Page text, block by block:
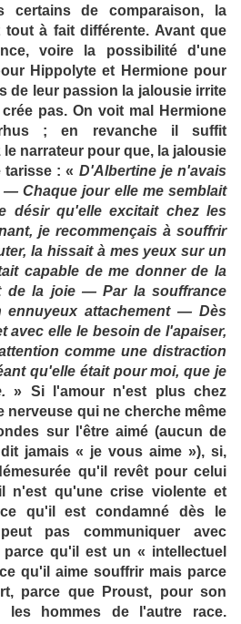
certains de comparaison, la
à fait différente. Avant que
voire la possibilité d'une
Hippolyte et Hermione pour
de leur passion la jalousie irrite
pas. On voit mal Hermione
; en revanche il suffit
narrateur pour que, la jalousie
tarisse : « D'Albertine je n'avais
Chaque jour elle me semblait
désir qu'elle excitait chez les
je recommençais à souffrir
la hissait à mes yeux sur un
capable de me donner de la
de la joie — Par la souffrance
ennuyeux attachement — Dès
avec elle le besoin de l'apaiser,
comme une distraction
qu'elle était pour moi, que je
» Si l'amour n'est plus chez
nerveuse qui ne cherche même
sur l'être aimé (aucun de
jamais « je vous aime »), si,
qu'il revêt pour celui
n'est qu'une crise violente et
qu'il est condamné dès le
pas communiquer avec
qu'il est un « intellectuel
qu'il aime souffrir mais parce
parce que Proust, pour son
les hommes de l'autre race.